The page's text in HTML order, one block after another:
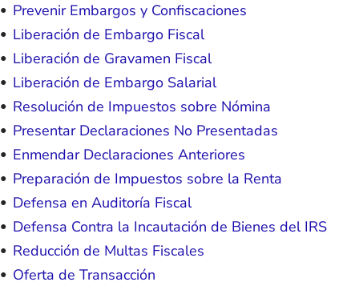
Prevenir Embargos y Confiscaciones
Liberación de Embargo Fiscal
Liberación de Gravamen Fiscal
Liberación de Embargo Salarial
Resolución de Impuestos sobre Nómina
Presentar Declaraciones No Presentadas
Enmendar Declaraciones Anteriores
Preparación de Impuestos sobre la Renta
Defensa en Auditoría Fiscal
Defensa Contra la Incautación de Bienes del IRS
Reducción de Multas Fiscales
Oferta de Transacción